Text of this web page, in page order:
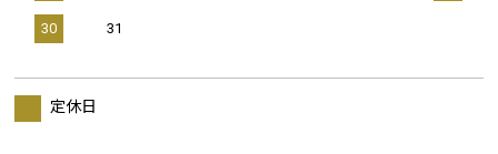
30 31
定休日